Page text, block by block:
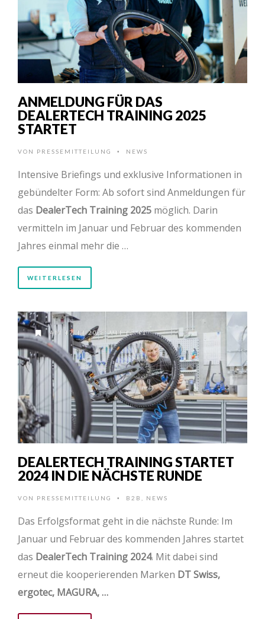
ANMELDUNG FÜR DAS
DEALERTECH TRAINING 2025
STARTET
VON PRESSEMITTEILUNG • NEWS
Intensive Briefings und exklusive Informationen in
gebündelter Form: Ab sofort sind Anmeldungen für
das DealerTech Training 2025 möglich. Darin
vermitteln im Januar und Februar des kommenden
Jahres einmal mehr die …
WEITERLESEN
AM 17.11.2023 UM 12:41
DEALERTECH TRAINING STARTET
2024 IN DIE NÄCHSTE RUNDE
VON PRESSEMITTEILUNG • B2B NEWS
Das Erfolgsformat geht in die nächste Runde: Im
Januar und Februar des kommenden Jahres startet
das DealerTech Training 2024. Mit dabei sind
erneut die kooperierenden Marken DT Swiss,
ergotec, MAGURA, …